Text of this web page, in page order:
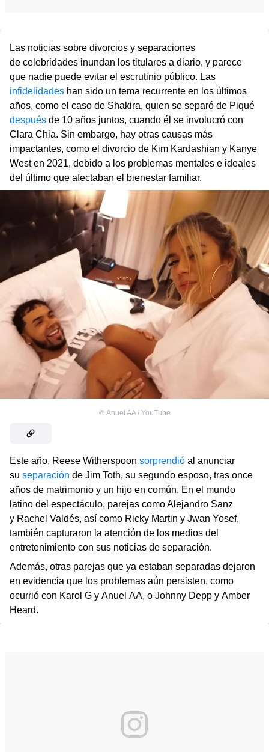
Las noticias sobre divorcios y separaciones
de celebridades inundan los titulares a diario, y parece
que nadie puede evitar el escrutinio público. Las
infidelidades han sido un tema recurrente en los últimos
años, como el caso de Shakira, quien se separó de Piqué
después de 10 años juntos, cuando él se involucró con
Clara Chia. Sin embargo, hay otras causas más
impactantes, como el divorcio de Kim Kardashian y Kanye
West en 2021, debido a los problemas mentales e ideales
del último que afectaban el bienestar familiar.
© Anuel AA / YouTube
Este año, Reese Witherspoon sorprendió al anunciar
su separación de Jim Toth, su segundo esposo, tras once
años de matrimonio y un hijo en común. En el mundo
latino del espectáculo, parejas como Alejandro Sanz
y Rachel Valdés, así como Ricky Martin y Jwan Yosef,
también capturaron la atención de los medios del
entretenimiento con sus noticias de separación.
Además, otras parejas que ya estaban separadas dejaron
en evidencia que los problemas aún persisten, como
ocurrió con Karol G y Anuel AA, o Johnny Depp y Amber
Heard.